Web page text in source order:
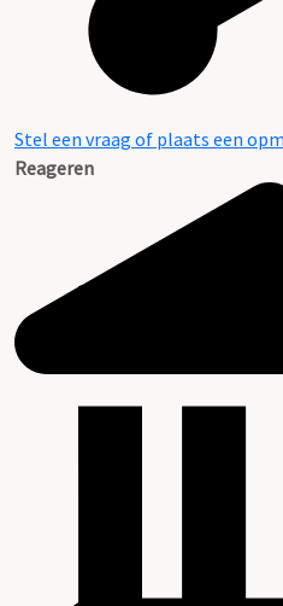
Stel een vraag of plaats een
Reageren